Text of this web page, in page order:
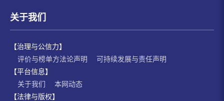
关于我们
【治理与公信力】
评价与榜单方法论声明
可持续发展与责任声明
【平台信息】
关于我们
本网动态
【法律与版权】